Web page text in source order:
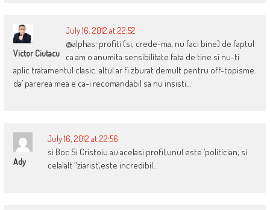
Victor Ciutacu
July 16, 2012 at 22:52
@alphas: profiti (si, crede-ma, nu faci bine) de faptul
ca am o anumita sensibilitate fata de tine si nu-ti
aplic tratamentul clasic. altul ar fi zburat demult pentru off-topisme.
da’ parerea mea e ca-i recomandabil sa nu insisti…
Ady
July 16, 2012 at 22:56
si Boc Si Cristoiu au acelasi profil,unul este ‘politician; si
celalalt “ziarist’,este incredibil…